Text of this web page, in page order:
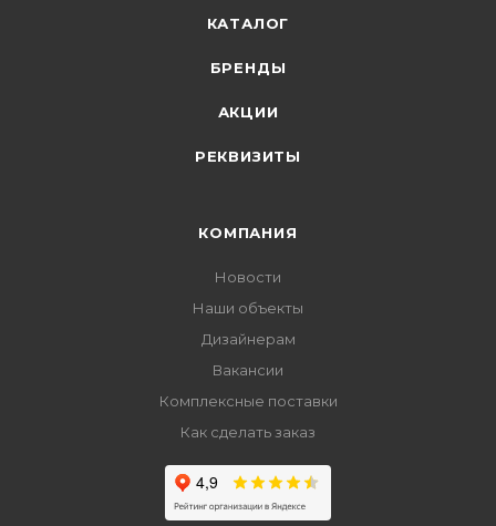
КАТАЛОГ
БРЕНДЫ
АКЦИИ
РЕКВИЗИТЫ
КОМПАНИЯ
Новости
Наши объекты
Дизайнерам
Вакансии
Комплексные поставки
Как сделать заказ